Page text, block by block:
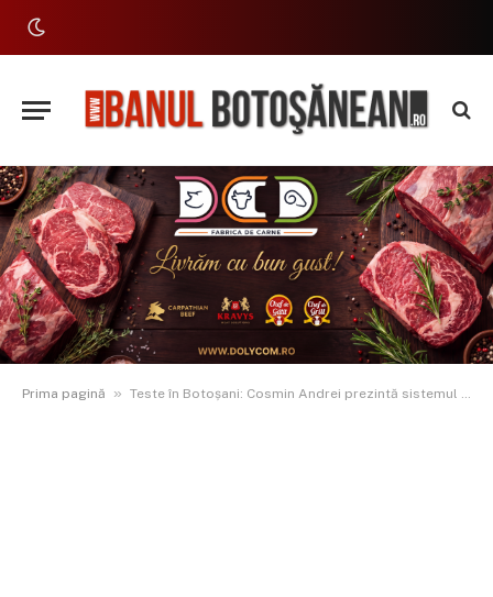
Prima pagină » Teste în Botoșani: Cosmin Andrei prezintă sistemul laser de marcare a zebrelor